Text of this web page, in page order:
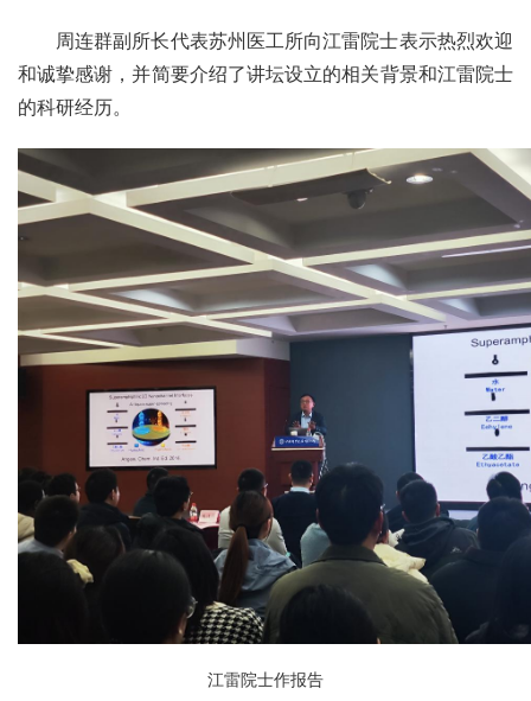
周连群副所长代表苏州医工所向江雷院士表示热烈欢迎
和诚挚感谢，并简要介绍了讲坛设立的相关背景和江雷院士
的科研经历。
江雷院士作报告